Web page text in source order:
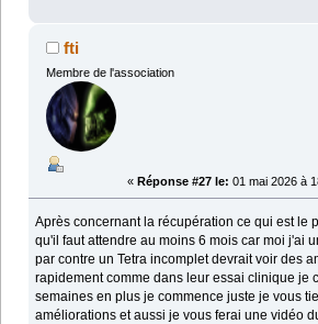
fti
Membre de l'association
« Réponse #27 le: 01 mai 2026 à
Après concernant la récupération ce qui est le
qu'il faut attendre au moins 6 mois car moi j'ai
par contre un Tetra incomplet devrait voir des
rapidement comme dans leur essai clinique je
semaines en plus je commence juste je vous
améliorations et aussi je vous ferai une vidéo